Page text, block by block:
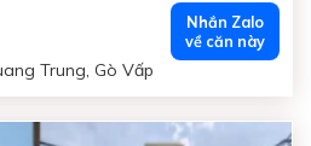
Nhắn Zalo
về căn này
Trung, Gò Vấp